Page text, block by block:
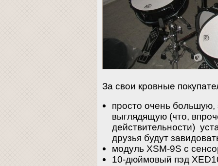
За свои кровные
просто очень
выглядящую (что,
действительности)
друзья будут
модуль XSM-9S с
10-дюймовый пэд